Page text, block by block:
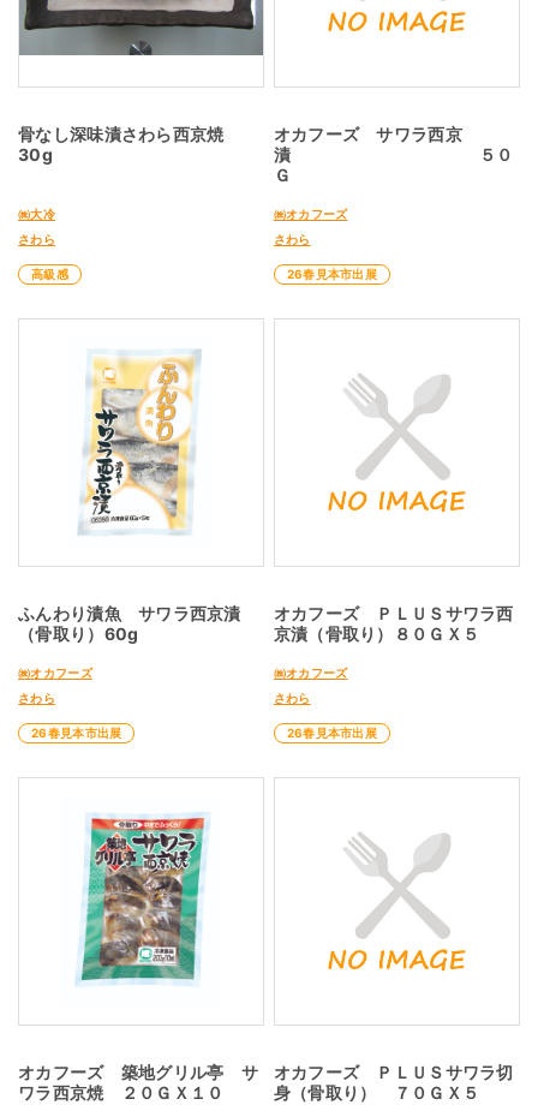
骨なし深味漬さわら西京焼
30g
㈱大冷
さわら
高級感
オカフーズ サワラ西京
漬 ５０
Ｇ
㈱オカフーズ
さわら
26春見本市出展
ふんわり漬魚 サワラ西京漬
（骨取り）60g
㈱オカフーズ
さわら
26春見本市出展
オカフーズ ＰＬＵＳサワラ西
京漬（骨取り）８０ＧＸ５
㈱オカフーズ
さわら
26春見本市出展
オカフーズ 築地グリル亭 サ
ワラ西京焼 ２０ＧＸ１０
オカフーズ ＰＬＵＳサワラ切
身（骨取り） ７０ＧＸ５